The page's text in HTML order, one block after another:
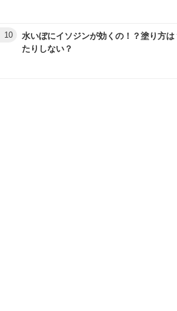
10
水いぼにイソジンが効くの！？塗り方は
たりしない？